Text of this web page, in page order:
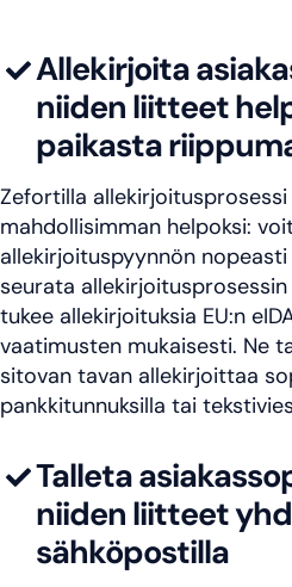
Allekirjoita
niiden liitteet
paikasta
Zefortilla
mahdollisimman helpoksi:
allekirjoituspyynnön
seurata
tukee allekirjoituksia EU:n
vaatimusten mukaisesti. Ne
sitovan tavan allekirjoittaa
pankkitunnuksilla tai
Talleta
niiden liitteet
sähköpostilla